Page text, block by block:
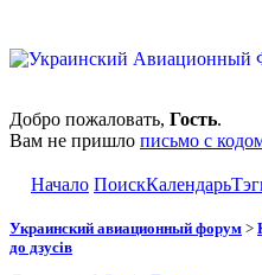
Добро пожаловать, Гость.
Вам не пришло письмо с
Начало ПоискКалендарь
Украинский авиационный форум >
до дзусів